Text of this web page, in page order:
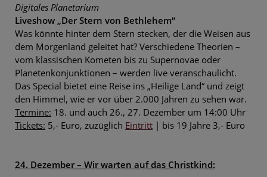
Digitales Planetarium
Liveshow „Der Stern von Bethlehem“
Was könnte hinter dem Stern stecken, der die Weisen aus
dem Morgenland geleitet hat? Verschiedene Theorien –
vom klassischen Kometen bis zu Supernovae oder
Planetenkonjunktionen – werden live veranschaulicht.
Das Special bietet eine Reise ins „Heilige Land“ und zeigt
den Himmel, wie er vor über 2.000 Jahren zu sehen war.
Termine: 18. und auch 26., 27. Dezember um 14:00 Uhr
Tickets: 5,- Euro, zuzüglich Eintritt | bis 19 Jahre 3,- Euro
24. Dezember – Wir warten auf das Christkind: